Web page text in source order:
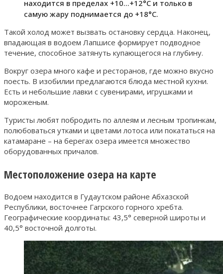
находится в пределах +10…+12°С и только в
самую жару поднимается до +18°С.
Такой холод может вызвать остановку сердца. Наконец,
впадающая в водоем Лапшисе формирует подводное
течение, способное затянуть купающегося на глубину.
Вокруг озера много кафе и ресторанов, где можно вкусно
поесть. В изобилии предлагаются блюда местной кухни.
Есть и небольшие лавки с сувенирами, игрушками и
мороженым.
Туристы любят побродить по аллеям и лесным тропинкам,
полюбоваться утками и цветами лотоса или покататься на
катамаране – на берегах озера имеется множество
оборудованных причалов.
Местоположение озера на карте
Водоем находится в Гудаутском районе Абхазской
Республики, восточнее Гагрского горного хребта.
Географические координаты: 43,5° северной широты и
40,5° восточной долготы.